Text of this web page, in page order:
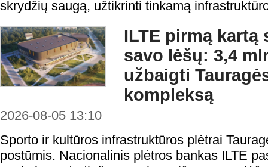
skrydžių saugą, užtikrinti tinkamą
ILTE pirmą kartą
savo lėšų: 3,4
užbaigti
kompleksą
2026-08-05 13:10
Sporto ir kultūros infrastruktūros plėtrai
postūmis. Nacionalinis plėtros bankas ILTE